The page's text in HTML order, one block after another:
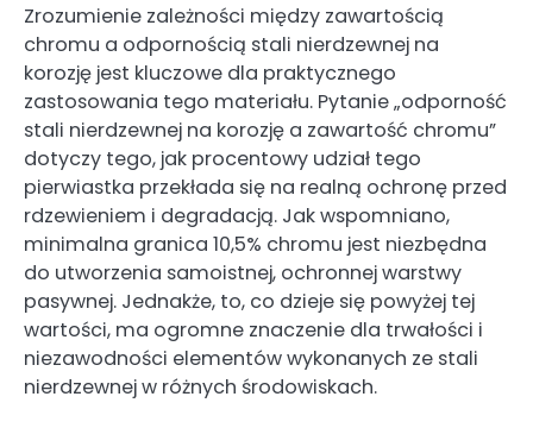
Zrozumienie zależności między zawartością
chromu a odpornością stali nierdzewnej na
korozję jest kluczowe dla praktycznego
zastosowania tego materiału. Pytanie „odporność
stali nierdzewnej na korozję a zawartość chromu”
dotyczy tego, jak procentowy udział tego
pierwiastka przekłada się na realną ochronę przed
rdzewieniem i degradacją. Jak wspomniano,
minimalna granica 10,5% chromu jest niezbędna
do utworzenia samoistnej, ochronnej warstwy
pasywnej. Jednakże, to, co dzieje się powyżej tej
wartości, ma ogromne znaczenie dla trwałości i
niezawodności elementów wykonanych ze stali
nierdzewnej w różnych środowiskach.